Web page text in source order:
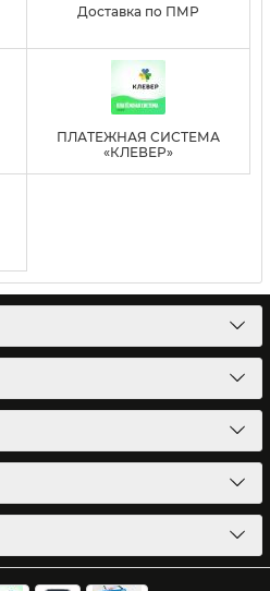
Доставка по ПМР
ПЛАТЕЖНАЯ СИСТЕМА
«КЛЕВЕР»